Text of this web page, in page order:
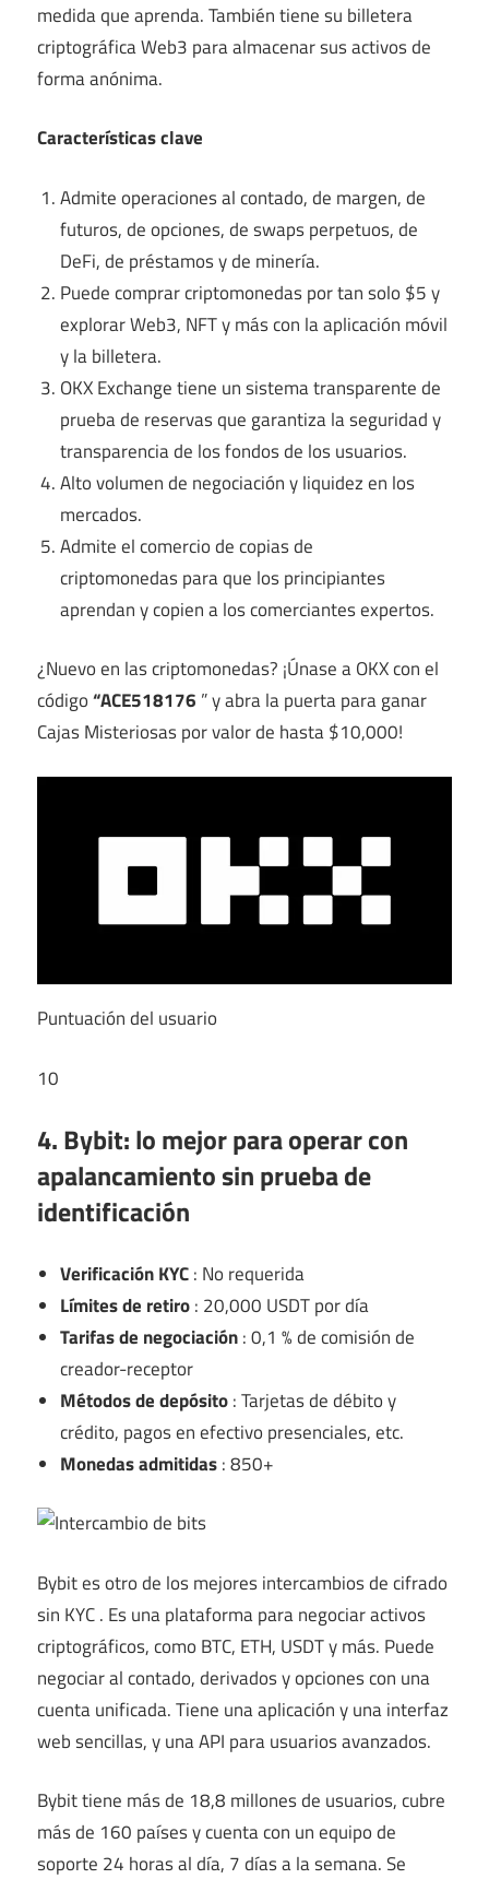
medida que aprenda. También tiene su billetera
criptográfica Web3 para almacenar sus activos de
forma anónima.
Características clave
Admite operaciones al contado, de margen, de
futuros, de opciones, de swaps perpetuos, de
DeFi, de préstamos y de minería.
Puede comprar criptomonedas por tan solo $5 y
explorar Web3, NFT y más con la aplicación móvil
y la billetera.
OKX Exchange tiene un sistema transparente de
prueba de reservas que garantiza la seguridad y
transparencia de los fondos de los usuarios.
Alto volumen de negociación y liquidez en los
mercados.
Admiteel comercio de copias de
criptomonedaspara que los principiantes
aprendan y copien a los comerciantes expertos.
¿Nuevo en las criptomonedas? ¡Únase a OKX con el
código“ACE518176 ” y abra la puerta para ganar
Cajas Misteriosas por valor de hasta $10,000!
Puntuación del usuario
10
4. Bybit: lo mejor para operar con
apalancamiento sin prueba de
identificación
Verificación KYC: No requerida
Límites de retiro: 20,000 USDT por día
Tarifas de negociación: 0,1 % de comisión de
creador-receptor
Métodos de depósito: Tarjetas de débito y
crédito, pagos en efectivo presenciales, etc.
Monedas admitidas: 850+
Bybit es otrode los mejores intercambios de cifrado
sin KYC. Es una plataforma para negociar activos
criptográficos, como BTC, ETH, USDT y más. Puede
negociar al contado, derivados y opciones con una
cuenta unificada. Tiene una aplicación y una interfaz
web sencillas, y una API para usuarios avanzados.
Bybit tiene más de 18,8 millones de usuarios, cubre
más de 160 países y cuenta con un equipo de
soporte 24 horas al día, 7 días a la semana. Se